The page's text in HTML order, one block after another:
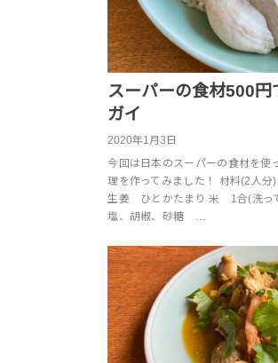
スーパーの食材500
ガイ
2020年1月3日
今回は日本のスーパーの食材を使
理を作ってみました！ 材料(2人
生姜 ひとかたまり 米 1合(洗っ
塩、胡椒、砂糖 …